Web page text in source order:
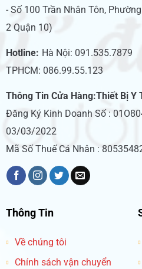
- Số 100 Trần Nhân Tôn,
2 Quận 10)
Hotline: Hà Nội: 091.535.7879
TPHCM: 086.99.55.123
Thông Tin Cửa Hàng:Thiết Bị Y
Đăng Ký Kinh Doanh Số :
03/03/2022
Mã Số Thuế Cá Nhân :
Thông Tin
Về chúng tôi
Chính sách vận chuyển